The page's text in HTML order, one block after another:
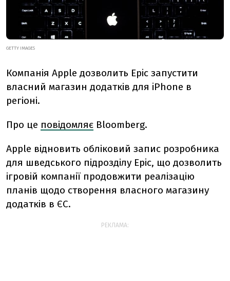
GETTY IMAGES
Компанія Apple дозволить Epic запустити
власний магазин додатків для iPhone в
регіоні.
Про це повідомляє Bloomberg.
Apple відновить обліковий запис розробника
для шведського підрозділу Epic, що дозволить
ігровій компанії продовжити реалізацію
планів щодо створення власного магазину
додатків в ЄС.
РЕКЛАМА: